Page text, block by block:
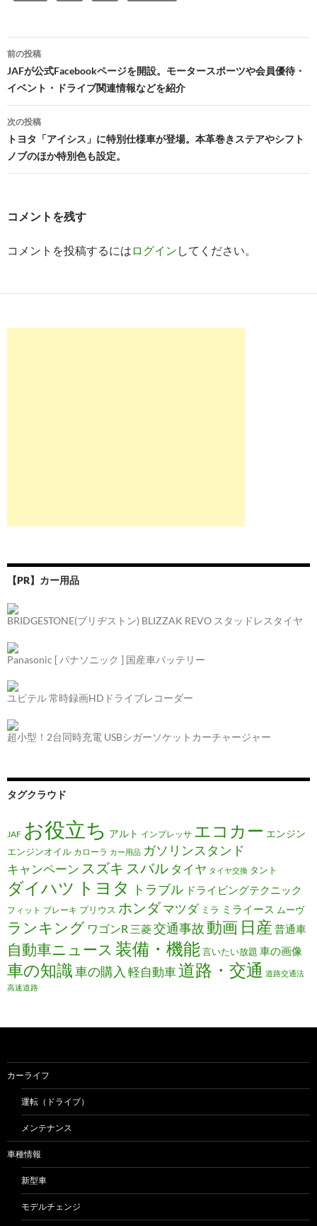
投
稿
ナ
ビ
ゲ
ー
ョ
ン
前の投稿
JAFが公式Facebookページを開設。モータースポーツや会員優待・
イベント・ドライブ関連情報などを紹介
次の投稿
トヨタ「アイシス」に特別仕様車が登場。本革巻きステアやシフト
ノブのほか特別色も設定。
コメントを残す
コメントを投稿するには ログイン してください。
【PR】カー用品
BRIDGESTONE(ブリヂストン) BLIZZAK REVO スタッドレスタイヤ
Panasonic [ パナソニック ] 国産車バッテリー
ユピテル 常時録画HDドライブレコーダー
超小型！2台同時充電 USBシガーソケットカーチャージャー
タグクラウド
JAF お役立ち アルト インプレッサ エコカー エンジン
エンジンオイル カローラ カー用品 ガソリンスタンド
キャンペーン スズキ スバル タイヤ タイヤ交換 タント
ダイハツ トヨタ トラブル ドライビングテクニック
フィット ブレーキ プリウス ホンダマツダ ミラ ミライース ムーヴ
ランキング ワゴンR 三菱交通事故動画 日産 普通車
自動車ニュース 装備・機能言いたい放題 車の画像
車の知識車の購入 軽自動車道路・交通 道路交通法
高速道路
カーライフ
運転（ドライブ）
メンテナンス
車種情報
新型車
モデルチェンジ